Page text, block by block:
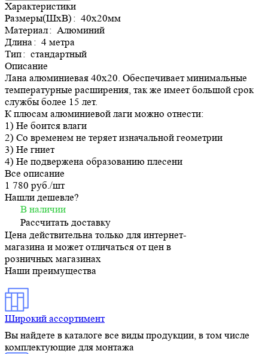
Характеристики
Размеры(ШхВ): 40х20мм
Материал: Алюминий
Длина: 4 метра
Тип: стандартный
Описание
Лана алюминиевая 40х20. Обеспечивает минимальные
температурные расширения, так же имеет большой срок
службы более 15 лет.
К плюсам алюминиевой лаги можно отнести:
1) Не боится влаги
2) Со временем не теряет изначальной геометрии
3) Не гниет
4) Не подвержена образованию плесени
Все описание
1 780 руб./шт
Нашли дешевле?
В наличии
Рассчитать доставку
Цена действительна только для интернет-
магазина и может отличаться от цен в
розничных магазинах
Наши преимущества
Широкий ассортимент
Вы найдете в каталоге все виды продукции, в том числе
комплектующие для монтажа